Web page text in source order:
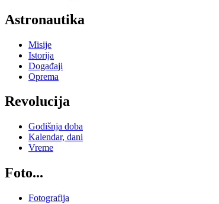
Astronautika
Misije
Istorija
Događaji
Oprema
Revolucija
Godišnja doba
Kalendar, dani
Vreme
Foto...
Fotografija